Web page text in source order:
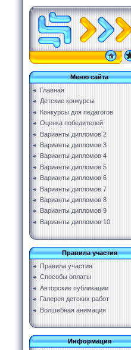
Меню сайта
Главная
Детские конкурсы
Конкурсы для педагогов
Оценка победителей
Варианты дипломов 2
Варианты дипломов 3
Варианты дипломов 4
Варианты дипломов 5
Варианты дипломов 6
Варианты дипломов 7
Варианты дипломов 8
Варианты дипломов 9
Варианты дипломов 10
Правила участия
Правила участия
Способы оплаты
Авторские публикации
Галерея детских работ
Волшебная анимация
Информация